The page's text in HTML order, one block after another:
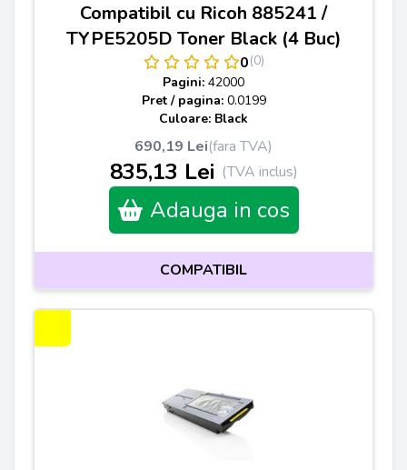
Compatibil cu Ricoh 885241 /
TYPE5205D Toner Black (4 Buc)
0(0)
Pagini: 42000
Pret / pagina: 0.0199
Culoare: Black
690,19 Lei(fara TVA)
835,13 Lei (TVA inclus)
Adauga in cos
COMPATIBIL